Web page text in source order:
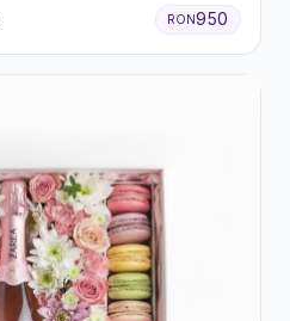
RON950